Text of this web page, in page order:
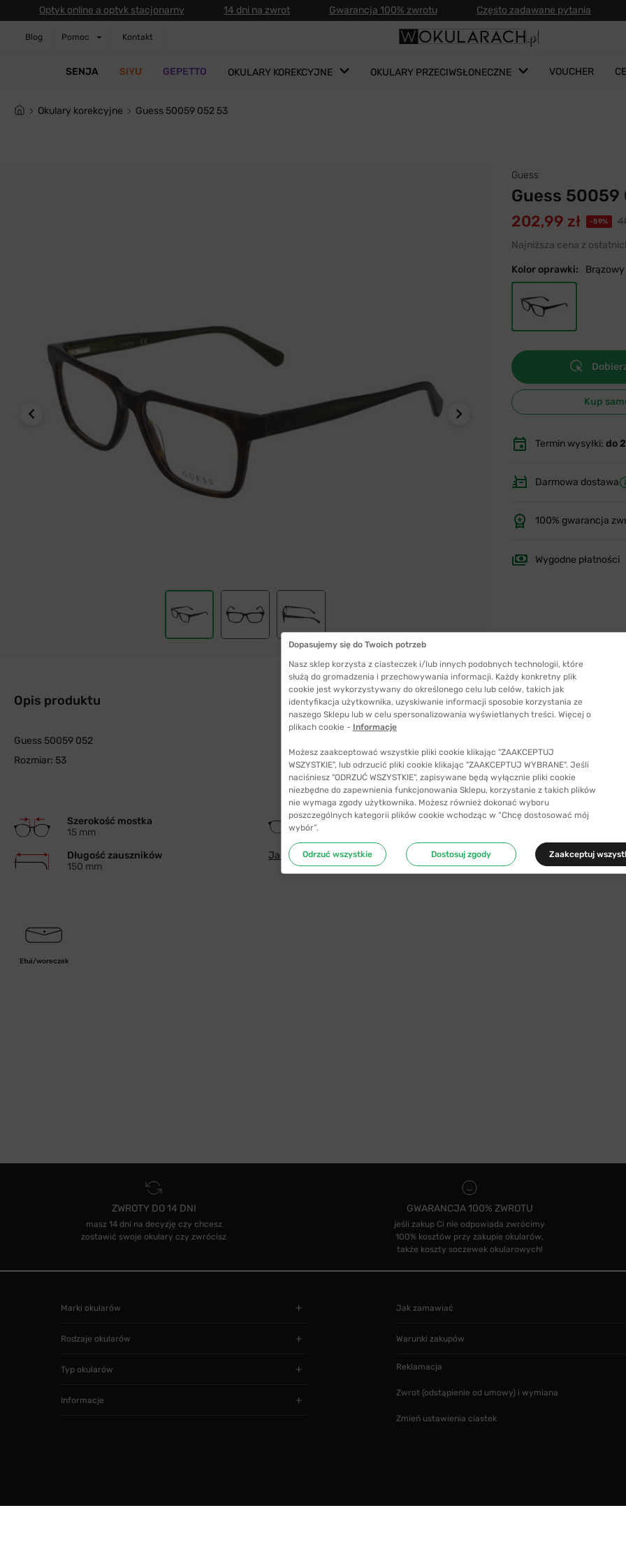
Optyk online a optyk stacjonarny 14 dni na zwrot Gwarancja 100% zwrotu Często zadawane pytania
Blog Pomoc Kontakt
SENJA SIYU GEPETTO OKULARY KOREKCYJNE OKULARY PRZECIWSŁONECZNE VOUCHER
Okulary korekcyjne Guess 50059 052 53
Guess
Guess 50059
202,99 zł -59%
Najniższa cena z
Kolor oprawki: Brązowy
Kup
Termin wysyłki: do
Darmowa dostawa
100% gwarancja
Wygodne płatności
Opis produktu
Guess 50059 052
Rozmiar: 53
Szerokość mostka
15 mm
Szerokość szkła
Długość zauszników
150 mm
Jak wybrać odpowiedni rozmiar
Etui/woreczek
ZWROTY DO 14 DNI
masz 14 dni na decyzję czy chcesz
zostawić swoje okulary czy zwrócisz
GWARANCJA 100% ZWROTU
jeśli zakup Ci nie odpowiada zwrócimy
100% kosztów przy zakupie okularów,
także koszty soczewek okularowych!
Marki okularów
Rodzaje okularów
Typ okularów
Informacje
Jak zamawiać
Warunki zakupów
Reklamacja
Zwrot (odstąpienie od umowy) i wymiana
Zmień ustawienia ciastek
Dopasujemy się do Twoich potrzeb
Nasz sklep korzysta z ciasteczek i/lub innych podobnych technologii, które
służą do gromadzenia i przechowywania informacji. Każdy konkretny plik
cookie jest wykorzystywany do określonego celu lub celów, takich jak
identyfikacja użytkownika, uzyskiwanie informacji sposobie korzystania ze
naszego Sklepu lub w celu spersonalizowania wyświetlanych treści. Więcej o
plikach cookie - Informacje
Możesz zaakceptować wszystkie pliki cookie klikając "ZAAKCEPTUJ
WSZYSTKIE", lub odrzucić pliki cookie klikając "ZAAKCEPTUJ WYBRANE". Jeśli
naciśniesz "ODRZUĆ WSZYSTKIE", zapisywane będą wyłącznie pliki cookie
niezbędne do zapewnienia funkcjonowania Sklepu, korzystanie z takich plików
nie wymaga zgody użytkownika. Możesz również dokonać wyboru
poszczególnych kategorii plików cookie wchodząc w “Chcę dostosować mój
wybór”.
Odrzuć wszystkie Dostosuj zgody Zaakceptuj